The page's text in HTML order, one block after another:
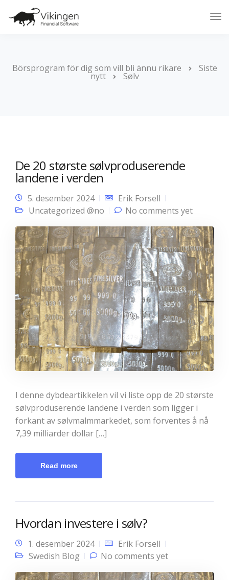
Börsprogram för dig som vill bli ännu rikare Siste
nytt Sølv
De 20 største sølvproduserende
landene i verden
5. desember 2024
Erik Forsell
Uncategorized @no
No comments yet
I denne dybdeartikkelen vil vi liste opp de 20 største
sølvproduserende landene i verden som ligger i
forkant av sølvmalmmarkedet, som forventes å nå
7,39 milliarder dollar […]
Read more
Hvordan investere i sølv?
1. desember 2024
Erik Forsell
Swedish Blog
No comments yet